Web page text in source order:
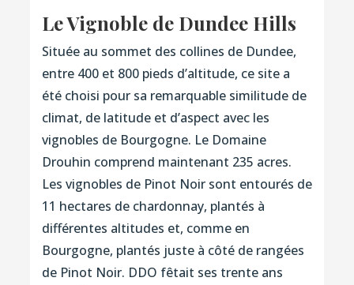
Le Vignoble de Dundee Hills
Située au sommet des collines de Dundee,
entre 400 et 800 pieds d’altitude, ce site a
été choisi pour sa remarquable similitude de
climat, de latitude et d’aspect avec les
vignobles de Bourgogne. Le Domaine
Drouhin comprend maintenant 235 acres.
Les vignobles de Pinot Noir sont entourés de
11 hectares de chardonnay, plantés à
différentes altitudes et, comme en
Bourgogne, plantés juste à côté de rangées
de Pinot Noir. DDO fêtait ses trente ans